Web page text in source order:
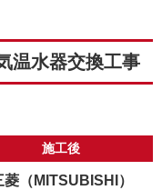
温水器交換工事
施工後
菱（MITSUBISHI）